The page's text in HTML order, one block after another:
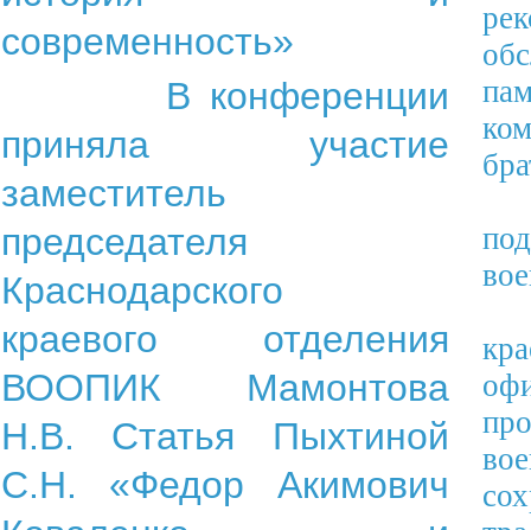
современность»
В конференции
приняла участие
заместитель
председателя
Краснодарского
краевого отделения
ВООПИК Мамонтова
Н.В. Статья Пыхтиной
С.Н. «Федор Акимович